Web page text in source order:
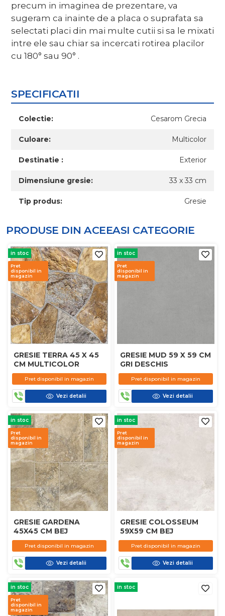
precum in imaginea de prezentare, va
sugeram ca inainte de a placa o suprafata sa
selectati placi din mai multe cutii si sa le mixati
intre ele sau chiar sa incercati rotirea placilor
cu 180° sau 90° .
SPECIFICATII
Colectie: Cesarom Grecia
Culoare: Multicolor
Destinatie : Exterior
Dimensiune gresie: 33 x 33 cm
Tip produs: Gresie
PRODUSE DIN ACEEASI CATEGORIE
in stoc
Pret
disponibil in
magazin
GRESIE TERRA 45 X 45
CM MULTICOLOR
Pret disponibil in magazin
Vezi detalii
in stoc
Pret
disponibil in
magazin
GRESIE MUD 59 X 59 CM
GRI DESCHIS
Pret disponibil in magazin
Vezi detalii
in stoc
Pret
disponibil in
magazin
GRESIE GARDENA
45X45 CM BEJ
Pret disponibil in magazin
Vezi detalii
in stoc
Pret
disponibil in
magazin
GRESIE COLOSSEUM
59X59 CM BEJ
Pret disponibil in magazin
Vezi detalii
in stoc
Pret
disponibil in
magazin
in stoc